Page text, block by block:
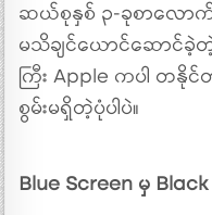
ဆယ်စုနှစ် ၃-ခုစာလော
မသိချင်ယောင်ဆောင်
ကြီး Apple ကပါ တ
စွမ်းမရှိတဲ့ပုံပါပဲ။
Blue Screen မှ